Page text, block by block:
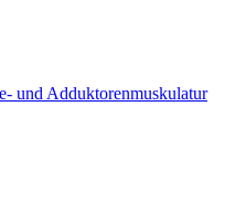
und Adduktoren­muskulatur